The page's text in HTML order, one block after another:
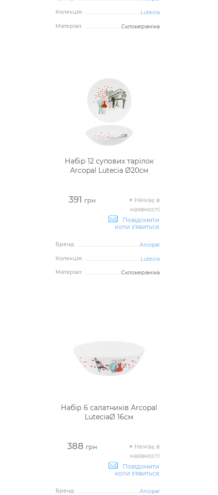
Колекція:
Lutecia
Матеріал:
Склокераміка
Набір 12 супових тарілок
Arcopal Lutecia Ø20см
391 грн
Немає в
наявності
Повідомити
коли з'явиться
Бренд:
Arcopal
Колекція:
Lutecia
Матеріал:
Склокераміка
Набір 6 салатників Arcopal
LuteciaØ 16см
388 грн
Немає в
наявності
Повідомити
коли з'явиться
Бренд:
Arcopal